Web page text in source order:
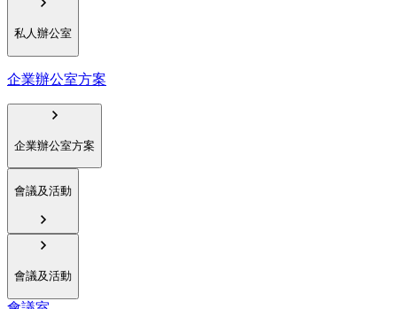
私人辦公室
企業辦公室方案
企業辦公室方案
會議及活動
會議及活動